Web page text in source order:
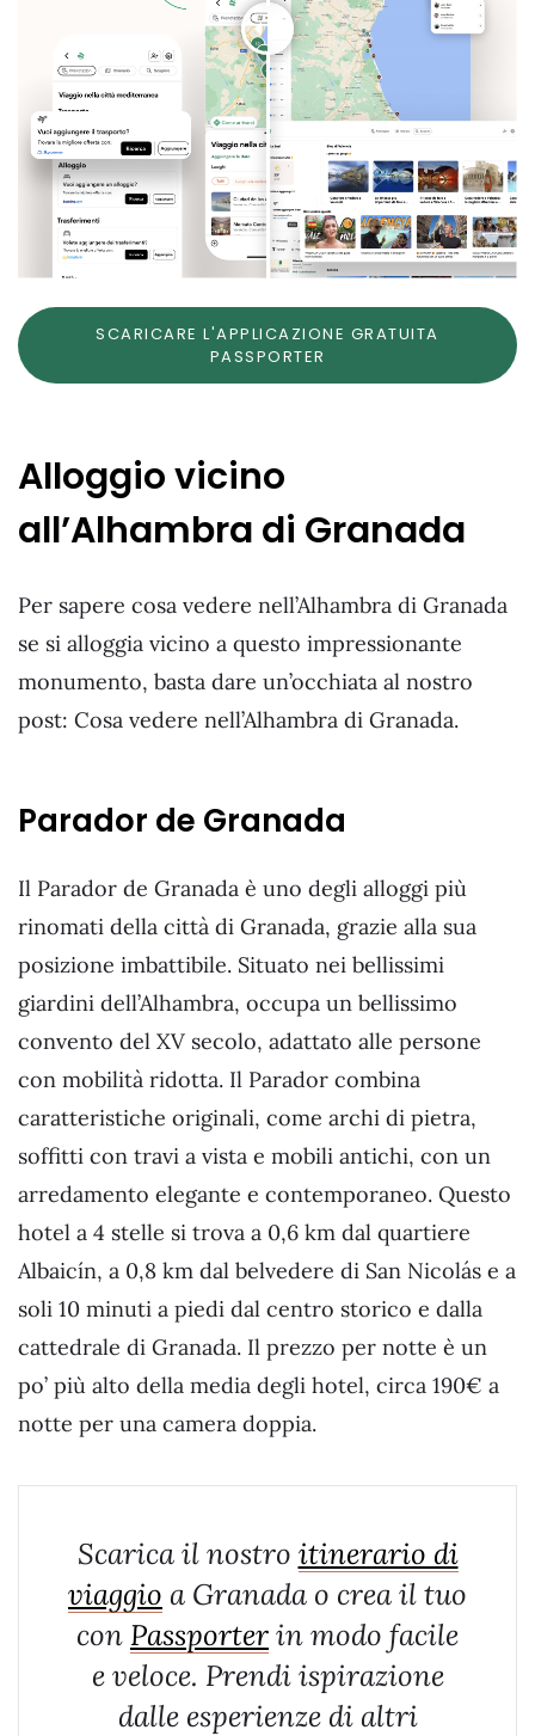
SCARICARE L'APPLICAZIONE GRATUITA
PASSPORTER
Alloggio vicino
all’Alhambra di Granada
Per sapere cosa vedere nell’Alhambra di Granada
se si alloggia vicino a questo impressionante
monumento, basta dare un’occhiata al nostro
post: Cosa vedere nell’Alhambra di Granada.
Parador de Granada
Il Parador de Granada è uno degli alloggi più
rinomati della città di Granada, grazie alla sua
posizione imbattibile. Situato nei bellissimi
giardini dell’Alhambra, occupa un bellissimo
convento del XV secolo, adattato alle persone
con mobilità ridotta. Il Parador combina
caratteristiche originali, come archi di pietra,
soffitti con travi a vista e mobili antichi, con un
arredamento elegante e contemporaneo. Questo
hotel a 4 stelle si trova a 0,6 km dal quartiere
Albaicín, a 0,8 km dal belvedere di San Nicolás e a
soli 10 minuti a piedi dal centro storico e dalla
cattedrale di Granada. Il prezzo per notte è un
po’ più alto della media degli hotel, circa 190€ a
notte per una camera doppia.
Scarica il nostro itinerario di
viaggio a Granada o crea il tuo
con Passporterin modo facile
e veloce. Prendi ispirazione
dalle esperienze di altri